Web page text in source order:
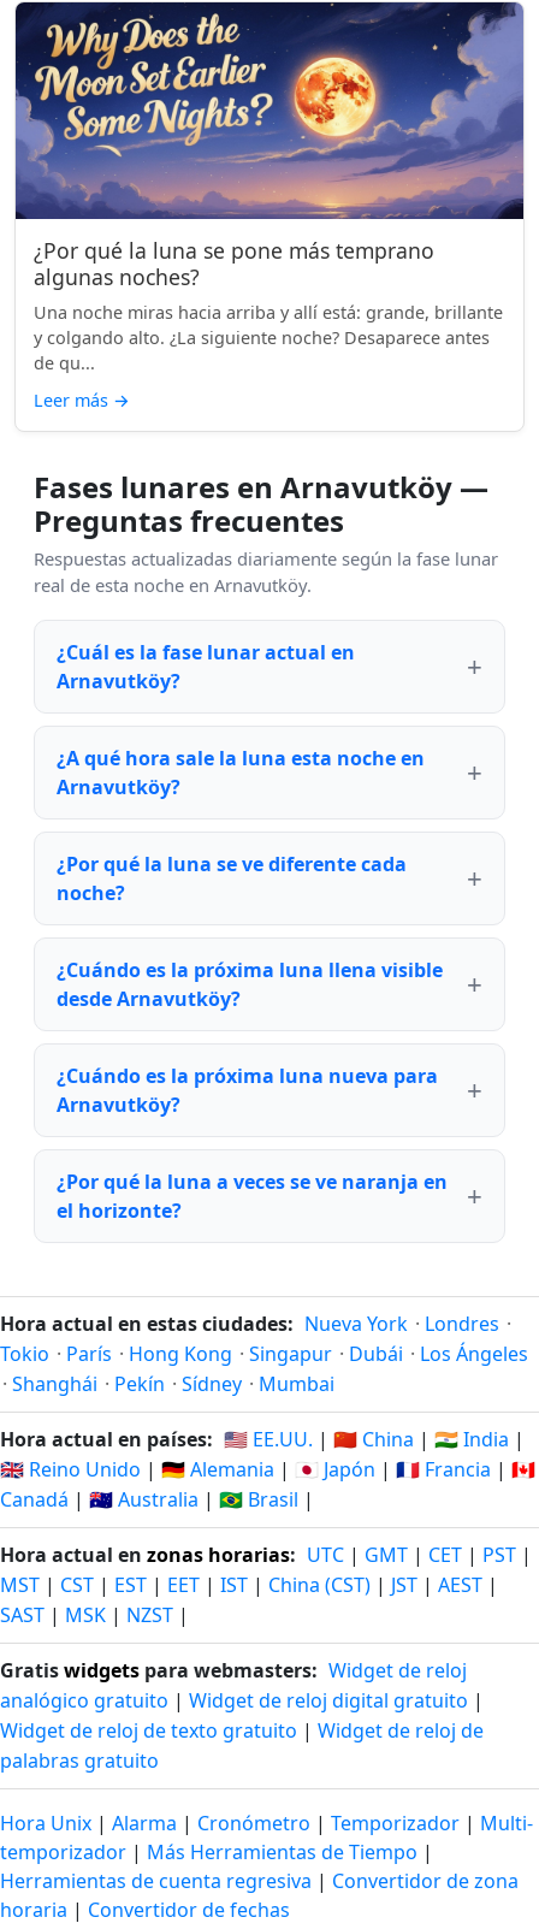
¿Por qué la luna se pone más temprano
algunas noches?
Una noche miras hacia arriba y allí está: grande, brillante
y colgando alto. ¿La siguiente noche? Desaparece antes
de qu...
Leer más →
Fases lunares en Arnavutköy —
Preguntas frecuentes
Respuestas actualizadas diariamente según la fase lunar
real de esta noche en Arnavutköy.
¿Cuál es la fase lunar actual en
Arnavutköy?
¿A qué hora sale la luna esta noche en
Arnavutköy?
¿Por qué la luna se ve diferente cada
noche?
¿Cuándo es la próxima luna llena visible
desde Arnavutköy?
¿Cuándo es la próxima luna nueva para
Arnavutköy?
¿Por qué la luna a veces se ve naranja en
el horizonte?
Hora actual en estas ciudades: Nueva York · Londres ·
Tokio · París · Hong Kong · Singapur · Dubái · Los Ángeles
· Shanghái · Pekín · Sídney · Mumbai
Hora actual en países: 🇺🇸 EE.UU. | 🇨🇳 China | 🇮🇳 India |
🇬🇧 Reino Unido | 🇩🇪 Alemania | 🇯🇵 Japón | 🇫🇷 Francia | 🇨🇦
Canadá | 🇦🇺 Australia | 🇧🇷 Brasil |
Hora actual en zonas horarias: UTC | GMT | CET | PST |
MST | CST | EST | EET | IST | China (CST) | JST | AEST |
SAST | MSK | NZST |
Gratiswidgets para webmasters: Widget de reloj
analógico gratuito | Widget de reloj digital gratuito |
Widget de reloj de texto gratuito | Widget de reloj de
palabras gratuito
Hora Unix | Alarma | Cronómetro | Temporizador | Multi-
temporizador | Más Herramientas de Tiempo |
Herramientas de cuenta regresiva | Convertidor de zona
horaria | Convertidor de fechas